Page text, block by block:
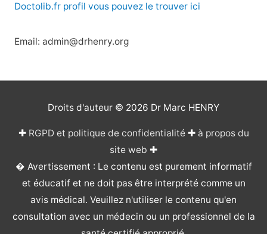
Doctolib.fr profil vous pouvez le trouver ici
Email: admin@drhenry.org
Droits d'auteur © 2026 Dr Marc HENRY
✚ RGPD et politique de confidentialité✚ à propos du
site web ✚
� Avertissement : Le contenu est purement informatif
et éducatif et ne doit pas être interprété comme un
avis médical. Veuillez n'utiliser le contenu qu'en
consultation avec un médecin ou un professionnel de la